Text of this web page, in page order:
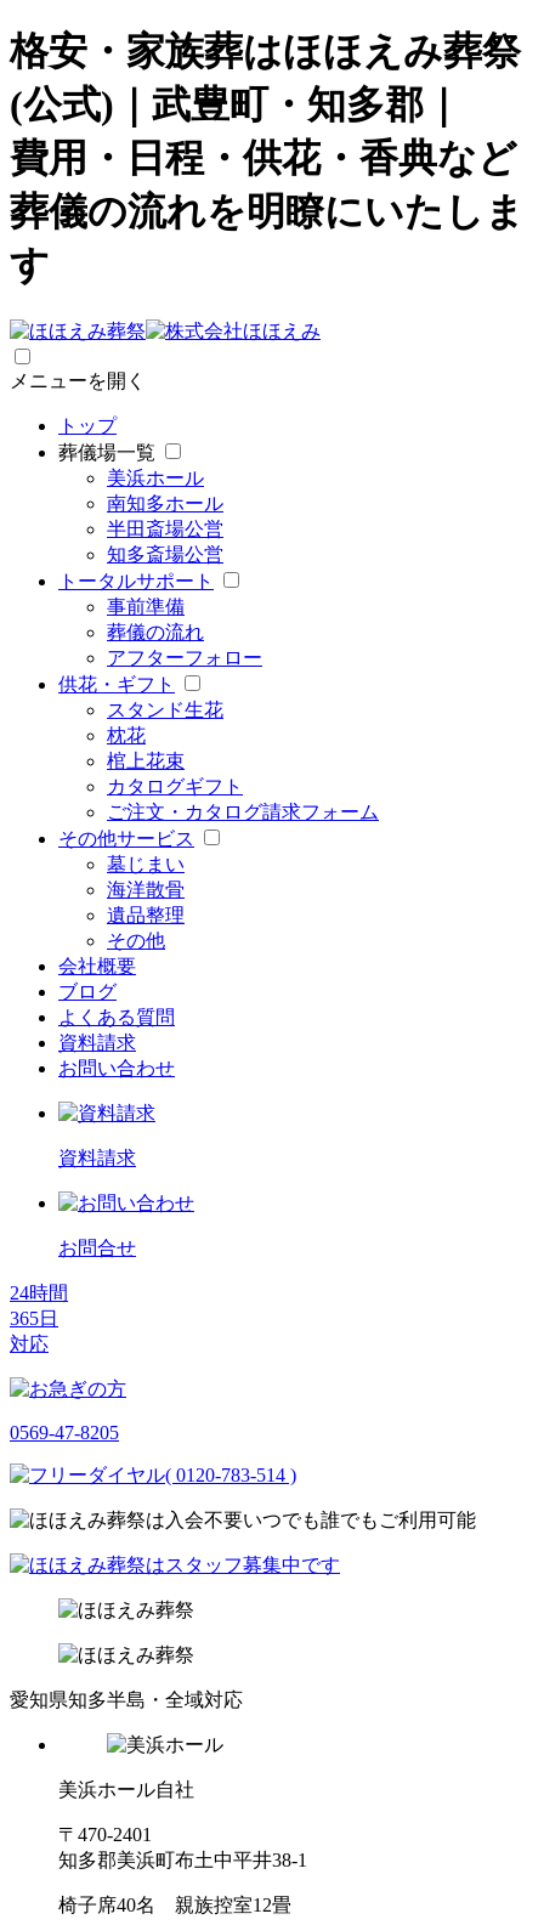
格安・家族葬はほほえみ葬祭
(公式)｜武豊町・知多郡｜
費用・日程・供花・香典など
葬儀の流れを明瞭にいたしま
す
メニューを開く
トップ
葬儀場一覧
美浜ホール
南知多ホール
半田斎場公営
知多斎場公営
トータルサポート
事前準備
葬儀の流れ
アフターフォロー
供花・ギフト
スタンド生花
枕花
棺上花束
カタログギフト
ご注文・カタログ請求フォーム
その他サービス
墓じまい
海洋散骨
遺品整理
その他
会社概要
ブログ
よくある質問
資料請求
お問い合わせ
資料請求
お問合せ
24時間
365日
対応
0569-47-8205
( 0120-783-514 )
愛知県知多半島・全域対応
美浜ホール自社
〒470-2401
知多郡美浜町布土中平井38-1
椅子席40名 親族控室12畳